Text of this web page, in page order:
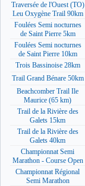
Traversée de l'Ouest (TO)
Leu Oxygène Trail 90km
Foulées Semi nocturnes
de Saint Pierre 5km
Foulées Semi nocturnes
de Saint Pierre 10km
Trois Bassinoise 28km
Trail Grand Bénare 50km
Beachcomber Trail Ile
Maurice (65 km)
Trail de la Rivière des
Galets 15km
Trail de la Rivière des
Galets 40km
Championnat Semi
Marathon - Course Open
Championnat Régional
Semi Marathon